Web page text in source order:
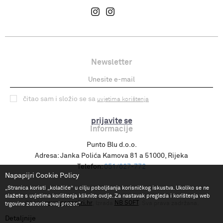
Newsletter
prijavite se
čitao sam i složio se sa uvjetima korištenja
Informacije
Punto Blu d.o.o.
Adresa: Janka Polića Kamova 81 a 51000, Rijeka
Telefon: 051/627-772
©2026www.napapijri.hr NB SOFT
Napapijri Cookie Policy
„Stranica koristi „kolačiće“ u cilju poboljšanja korisničkog iskustva. Ukoliko se ne
slažete s uvjetima korištenja kliknite ovdje. Za nastavak pregleda i korištenja web
trgovine zatvorite ovaj prozor.“
Detaljnije